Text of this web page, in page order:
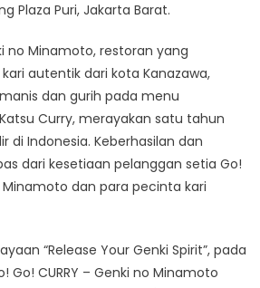
Satu
Tahun
Plaza Puri, Jakarta Barat.
no Minamoto, restoran yang
autentik dari kota Kanazawa,
dan gurih pada menu
Curry, merayakan satu tahun
di Indonesia. Keberhasilan dan
dari kesetiaan pelanggan setia Go!
Minamoto dan para pecinta kari
“Release Your Genki Spirit”, pada
Go! CURRY – Genki no Minamoto